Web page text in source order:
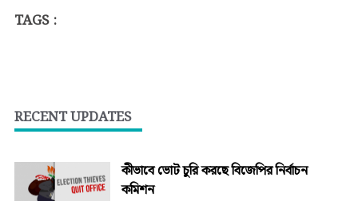
TAGS :
RECENT UPDATES
কীভাবে ভোট চুরি করছে বিজেপির নির্বাচন
কমিশন